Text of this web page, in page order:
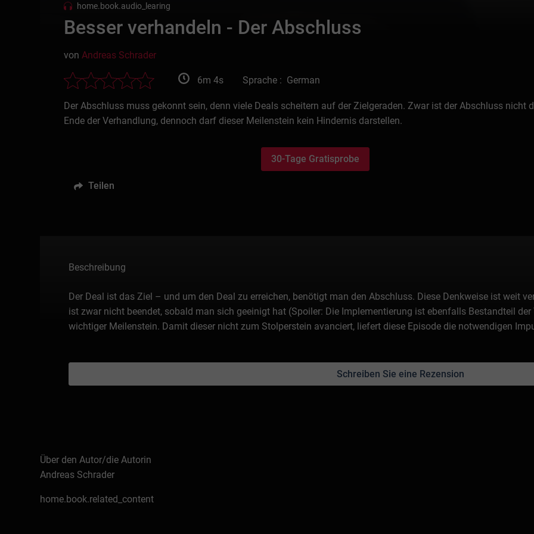
home.book.audio_learing
Besser verhandeln - Der Abschluss
vonAndreas Schrader
6m 4s Sprache : German
Der Abschluss muss gekonnt sein, denn viele Deals scheitern auf der Zielgeraden. Zwar ist der Abschluss nicht
Ende der Verhandlung, dennoch darf dieser Meilenstein kein Hindernis darstellen.
30-Tage Gratisprobe
Teilen
Beschreibung
Der Deal ist das Ziel – und um den Deal zu erreichen, benötigt man den Abschluss. Diese Denkweise ist weit
ist zwar nicht beendet, sobald man sich geeinigt hat (Spoiler: Die Implementierung ist ebenfalls Bestandteil
wichtiger Meilenstein. Damit dieser nicht zum Stolperstein avanciert, liefert diese Episode die notwendigen
Schreiben Sie eine Rezension
Über den Autor/die Autorin
Andreas Schrader
home.book.related_content